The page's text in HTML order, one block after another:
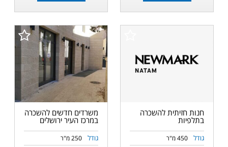
חנות חזיתית להשכרה
בתלפיות
גודל 450 מ"ר
משרדים חדשים להשכרה
במרכז העיר ירושלים
גודל 250 מ"ר